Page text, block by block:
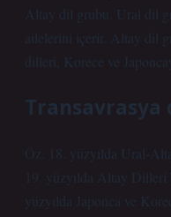
Altay dil grubu. Ural dil
ailelerini içerir. Altay dil
dilleri, Korece ve
Transavrasya
Öz. 18. yüzyılda Ural-
19. yüzyılda Altay Dilleri
yüzyılda Japonca ve